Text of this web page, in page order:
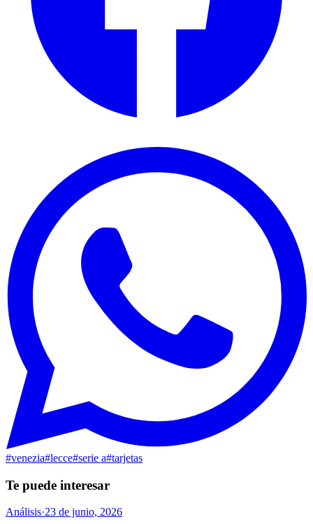
#venezia#lecce#serie a#tarjetas
Te puede interesar
Análisis·23 de junio, 2026